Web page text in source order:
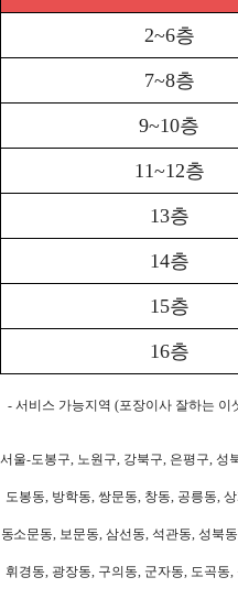
2~6층
7~8층
9~10층
11~12층
13층
14층
15층
16층
- 서비스 가능지역 (포장이사 잘하는
서울-도봉구, 노원구, 강북구, 은평구, 성
도봉동, 방학동, 쌍문동, 창동, 공릉동,
동소문동, 보문동, 삼선동, 석관동, 성북
휘경동, 광장동, 구의동, 군자동, 도곡동